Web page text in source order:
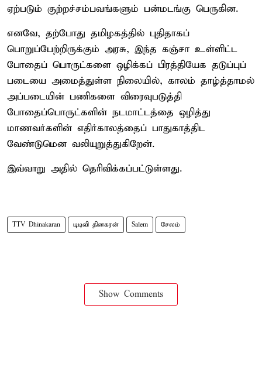
ஏற்படும் குற்றச்சம்பவங்களும் பன்மடங்கு பெருகின.
எனவே, தற்போது தமிழகத்தில் புதிதாகப்
பொறுப்பேற்றிருக்கும் அரசு, இந்த கஞ்சா உள்ளிட்ட
போதைப் பொருட்களை ஒழிக்கப் பிரத்தியேக தடுப்புப்
படையை அமைத்துள்ள நிலையில், காலம் தாழ்த்தாமல்
அப்படையின் பணிகளை விரைவுபடுத்தி
போதைப்பொருட்களின் நடமாட்டத்தை ஒழித்து
மாணவர்களின் எதிர்காலத்தைப் பாதுகாத்திட
வேண்டுமென வலியுறுத்துகிறேன்.
இவ்வாறு அதில் தெரிவிக்கப்பட்டுள்ளது.
TTV Dhinakaran டிடிவி தினகரன் Salem சேலம்
Show Comments